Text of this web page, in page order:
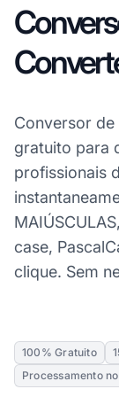
Conversor de
gratuito para
profissionais
case,
clique. Sem
100% Gratuito
Processamento